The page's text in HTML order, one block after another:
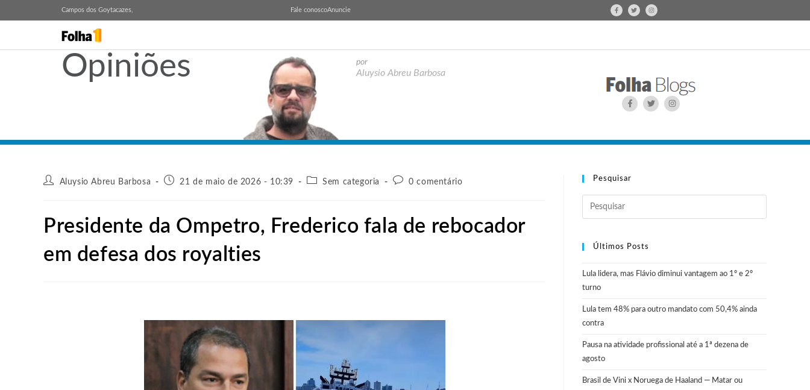
Campos dos Goytacazes, Fale conoscoAnuncie
Opiniões por
Aluysio Abreu Barbosa
Aluysio Abreu Barbosa 21 de maio de 2026 - 10:39 Sem categoria 0 comentário
Presidente da Ompetro, Frederico fala de rebocador
em defesa dos royalties
Pesquisar
Últimos Posts
Lula lidera, mas Flávio diminui vantagem ao 1º e 2º
turno
Lula tem 48% para outro mandato com 50,4% ainda
contra
Pausa na atividade profissional até a 1ª dezena de
agosto
Brasil de Vini x Noruega de Haaland — Matar ou